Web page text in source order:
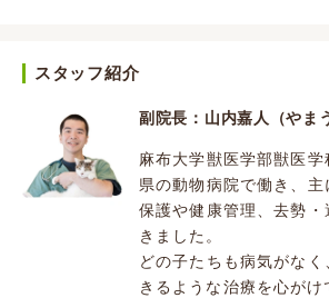
スタッフ紹介
副院長：山内嘉人（やま
麻布大学獣医学部獣医学
県の動物病院で働き、
保護や健康管理、去勢
きました。
どの子たちも病気がな
きるような治療を心がけ